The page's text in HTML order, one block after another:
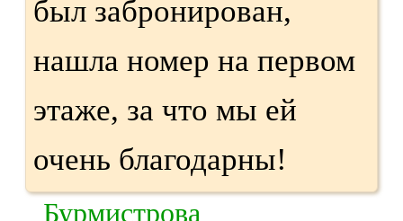
был забронирован,
нашла номер на первом
этаже, за что мы ей
очень благодарны!
Бурмистрова